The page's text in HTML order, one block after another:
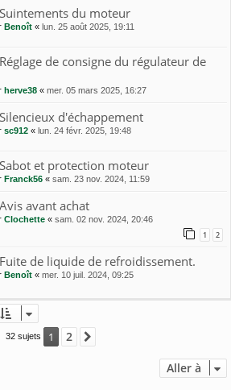
du moteur
Benoît « lun. 25 août 2025, 19:11
de consigne du régulateur de
herve38 « mer. 05 mars 2025, 16:27
d'échappement
sc912 « lun. 24 févr. 2025, 19:48
et protection moteur
Franck56 « sam. 23 nov. 2024, 11:59
avant achat
Clochette « sam. 02 nov. 2024, 20:46
1 2
de liquide de refroidissement.
Benoît « mer. 10 juil. 2024, 09:25
32 sujets 1 2
Aller à